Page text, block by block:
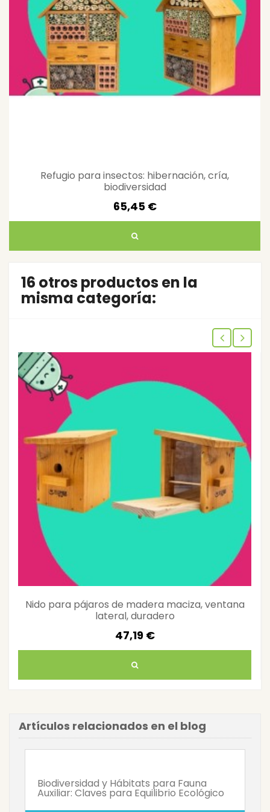
Refugio para insectos: hibernación, cría,
biodiversidad
65,45 €
16 otros productos en la
misma categoría:
Nido para pájaros de madera maciza, ventana
lateral, duradero
47,19 €
Artículos relacionados en el blog
Biodiversidad y Hábitats para Fauna
Auxiliar: Claves para Equilibrio Ecológico